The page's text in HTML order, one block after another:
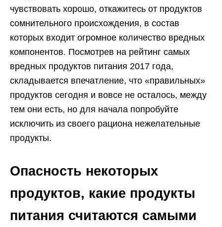
чувствовать хорошо, откажитесь от продуктов
сомнительного происхождения, в состав
которых входит огромное количество вредных
компонентов. Посмотрев на рейтинг самых
вредных продуктов питания 2017 года,
складывается впечатление, что «правильных»
продуктов сегодня и вовсе не осталось, между
тем они есть, но для начала попробуйте
исключить из своего рациона нежелательные
продукты.
Опасность некоторых
продуктов, какие продукты
питания считаются самыми